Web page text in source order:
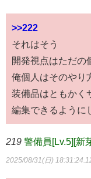
>>222
それはそう
開発視点はただの
俺個人はそのやり
装備品はともかく
編集できるように
219 警備員[Lv.5][新
2025/08/31(日)